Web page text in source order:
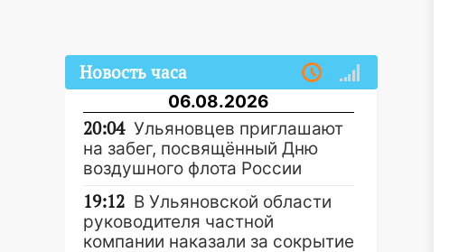
Новость часа
06.08.2026
20:04 Ульяновцев приглашают
на забег, посвящённый Дню
воздушного флота России
19:12 В Ульяновской области
руководителя частной
компании наказали за сокрытие